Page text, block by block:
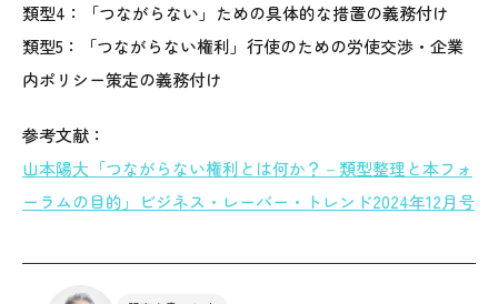
類型4：「つながらない」ための具体的な措置の義務付け
類型5：「つながらない権利」行使のための労使交渉・企業
内ポリシー策定の義務付け
参考文献：
山本陽大「つながらない権利とは何か？－類型整理と本フォ
ーラムの目的」ビジネス・レーバー・トレンド2024年12月号